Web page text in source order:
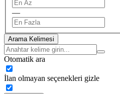
—
Arama Kelimesi
Otomatik ara
İlan olmayan seçenekleri gizle